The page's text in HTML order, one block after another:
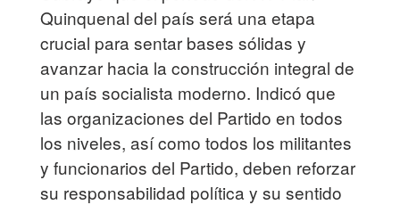
Quinquenal del país será una etapa
crucial para sentar bases sólidas y
avanzar hacia la construcción integral de
un país socialista moderno. Indicó que
las organizaciones del Partido en todos
los niveles, así como todos los militantes
y funcionarios del Partido, deben reforzar
su responsabilidad política y su sentido